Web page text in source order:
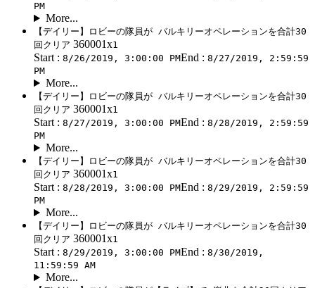
PM
More...
【デイリー】ロビーの隊員が バルキリーオペレーションを合計30
回クリア 360001x1
Start : 8/26/2019, 3:00:00 PMEnd : 8/27/2019, 2:59:59
PM
More...
【デイリー】ロビーの隊員が バルキリーオペレーションを合計30
回クリア 360001x1
Start : 8/27/2019, 3:00:00 PMEnd : 8/28/2019, 2:59:59
PM
More...
【デイリー】ロビーの隊員が バルキリーオペレーションを合計30
回クリア 360001x1
Start : 8/28/2019, 3:00:00 PMEnd : 8/29/2019, 2:59:59
PM
More...
【デイリー】ロビーの隊員が バルキリーオペレーションを合計30
回クリア 360001x1
Start : 8/29/2019, 3:00:00 PMEnd : 8/30/2019,
11:59:59 AM
More...